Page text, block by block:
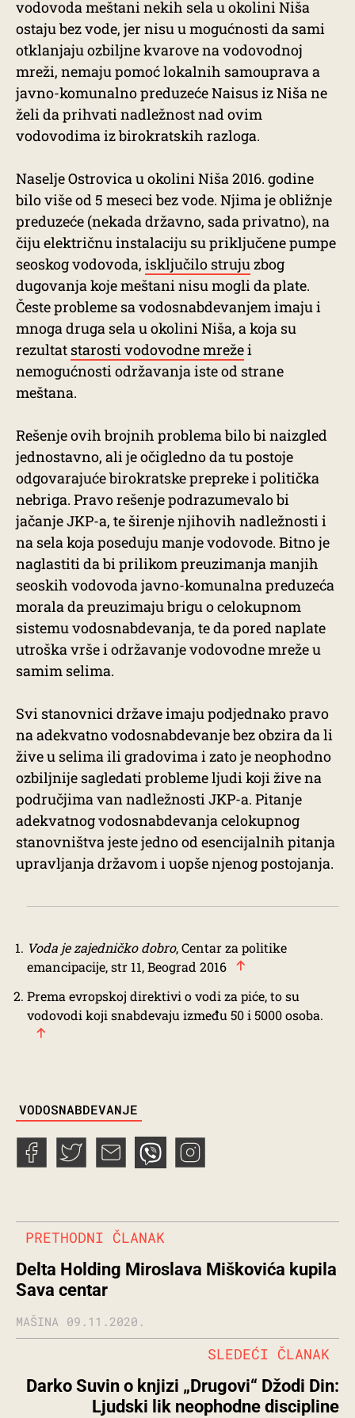
vodovoda meštani nekih sela u okolini Niša
ostaju bez vode, jer nisu u mogućnosti da sami
otklanjaju ozbiljne kvarove na vodovodnoj
mreži, nemaju pomoć lokalnih samouprava a
javno-komunalno preduzeće Naisus iz Niša ne
želi da prihvati nadležnost nad ovim
vodovodima iz birokratskih razloga.
Naselje Ostrovica u okolini Niša 2016. godine
bilo više od 5 meseci bez vode. Njima je obližnje
preduzeće (nekada državno, sada privatno), na
čiju električnu instalaciju su priključene pumpe
seoskog vodovoda, isključilo strujuzbog
dugovanja koje meštani nisu mogli da plate.
Česte probleme sa vodosnabdevanjem imaju i
mnoga druga sela u okolini Niša, a koja su
rezultat starosti vodovodne mrežei
nemogućnosti održavanja iste od strane
meštana.
Rešenje ovih brojnih problema bilo bi naizgled
jednostavno, ali je očigledno da tu postoje
odgovarajuće birokratske prepreke i politička
nebriga. Pravo rešenje podrazumevalo bi
jačanje JKP-a, te širenje njihovih nadležnosti i
na sela koja poseduju manje vodovode. Bitno je
naglastiti da bi prilikom preuzimanja manjih
seoskih vodovoda javno-komunalna preduzeća
morala da preuzimaju brigu o celokupnom
sistemu vodosnabdevanja, te da pored naplate
utroška vrše i održavanje vodovodne mreže u
samim selima.
Svi stanovnici države imaju podjednako pravo
na adekvatno vodosnabdevanje bez obzira da li
žive u selima ili gradovima i zato je neophodno
ozbiljnije sagledati probleme ljudi koji žive na
područjima van nadležnosti JKP-a. Pitanje
adekvatnog vodosnabdevanja celokupnog
stanovništva jeste jedno od esencijalnih pitanja
upravljanja državom i uopše njenog postojanja.
Voda je zajedničko dobro, Centar za politike
emancipacije, str 11, Beograd 2016
Prema evropskoj direktivi o vodi za piće, to su
vodovodi koji snabdevaju između 50 i 5000 osoba.
VODOSNABDEVANJE
PRETHODNI ČLANAK
Delta Holding Miroslava Miškovića kupila
Sava centar
MAŠINA 09.11.2020.
Darko Suvin o knjizi „Drugovi“ Džodi Din:
Ljudski lik neophodne discipline
SLEDEĆI ČLANAK